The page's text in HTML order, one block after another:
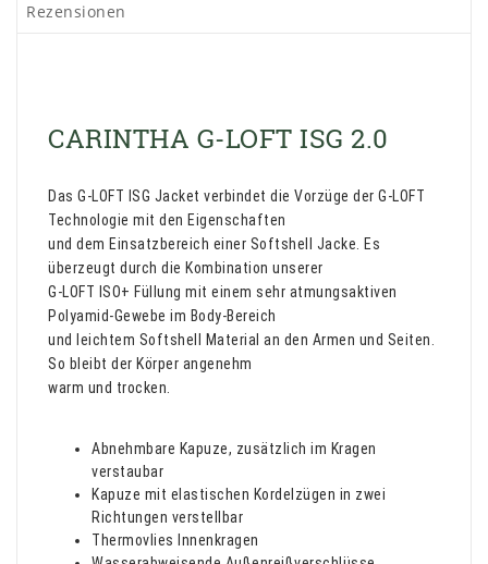
Rezensionen
CARINTHA G-LOFT ISG 2.0
Das G-LOFT ISG Jacket verbindet die Vorzüge der G-LOFT
Technologie mit den Eigenschaften
und dem Einsatzbereich einer Softshell Jacke. Es
überzeugt durch die Kombination unserer
G-LOFT ISO+ Füllung mit einem sehr atmungsaktiven
Polyamid-Gewebe im Body-Bereich
und leichtem Softshell Material an den Armen und Seiten.
So bleibt der Körper angenehm
warm und trocken.
Abnehmbare Kapuze, zusätzlich im Kragen
verstaubar
Kapuze mit elastischen Kordelzügen in zwei
Richtungen verstellbar
Thermovlies Innenkragen